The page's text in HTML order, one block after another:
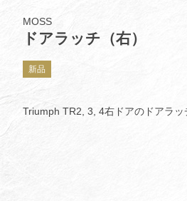
MOSS
ドアラッチ（右）
新品
Triumph TR2, 3, 4右ドアのドアラッ